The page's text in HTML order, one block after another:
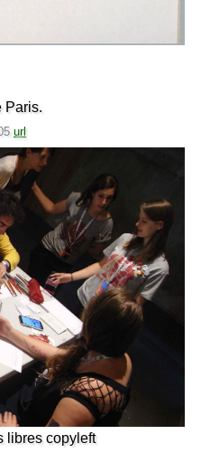
Paris.
url
libres copyleft